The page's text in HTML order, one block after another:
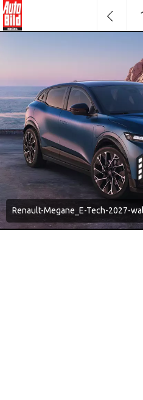
Renault-Megane_E-Tech-2027-